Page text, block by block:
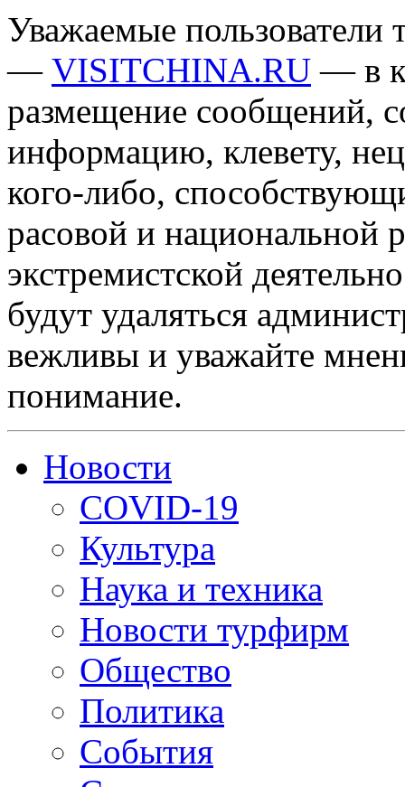
Уважаемые пользователи
— VISITCHINA.RU — в
размещение сообщений,
информацию, клевету,
кого-либо,
расовой и национальной
экстремистской
будут удаляться
вежливы и уважайте
понимание.
Новости
COVID-19
Культура
Наука и техника
Новости турфирм
Общество
Политика
События